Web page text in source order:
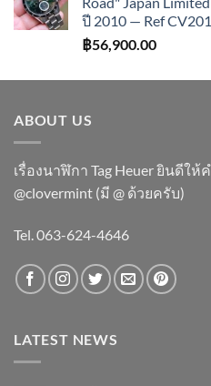
ปี 2010 — Ref
฿56,900.00
ABOUT US
เรื่องนาฬิกา Tag Heuer ยินดีใ
@clovermint (มี @ ด้วยครับ)
Tel. 063-624-4646
LATEST NEWS